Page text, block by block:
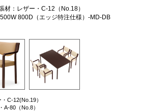
：レザー・C-12（No.18）
800D（エッジ特注仕様）-MD-DB
C-12(No.19）
80（No.8）